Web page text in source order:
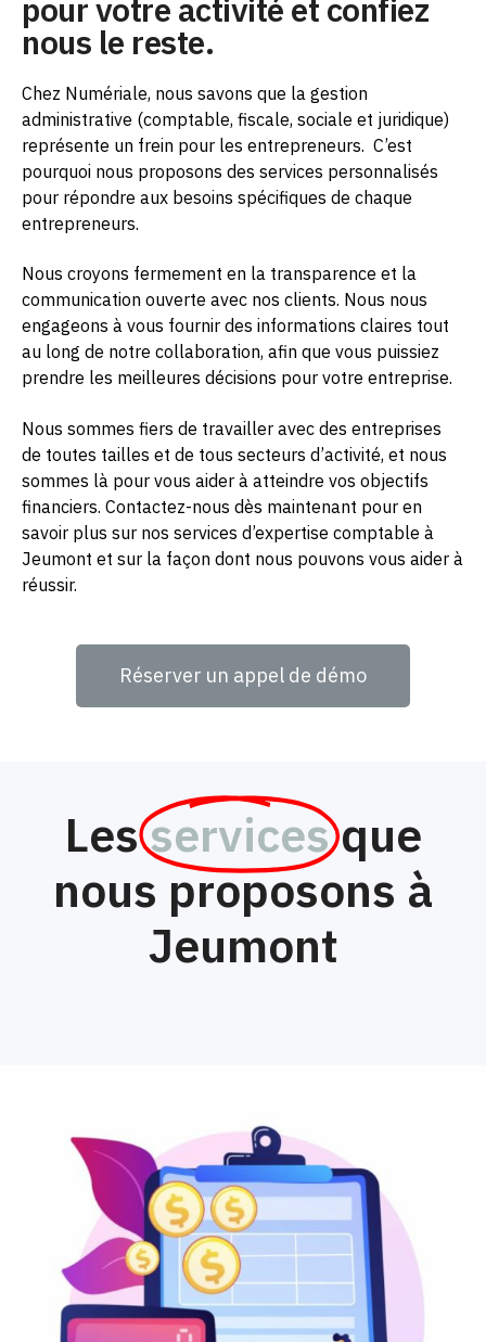
pour votre activité et confiez
nous le reste.
Chez Numériale, nous savons que la gestion
administrative (comptable, fiscale, sociale et juridique)
représente un frein pour les entrepreneurs. C’est
pourquoi nous proposons des services personnalisés
pour répondre aux besoins spécifiques de chaque
entrepreneurs.
Nous croyons fermement en la transparence et la
communication ouverte avec nos clients. Nous nous
engageons à vous fournir des informations claires tout
au long de notre collaboration, afin que vous puissiez
prendre les meilleures décisions pour votre entreprise.
Nous sommes fiers de travailler avec des entreprises
de toutes tailles et de tous secteurs d’activité, et nous
sommes là pour vous aider à atteindre vos objectifs
financiers. Contactez-nous dès maintenant pour en
savoir plus sur nos services d’expertise comptable à
Jeumont et sur la façon dont nous pouvons vous aider à
réussir.
Réserver un appel de démo
Lesservices que
nous proposons à
Jeumont